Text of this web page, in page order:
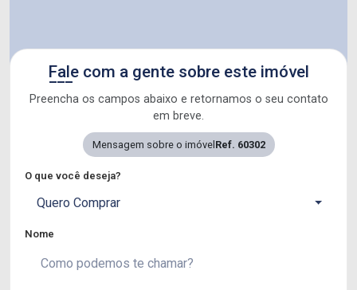
Fale com a gente sobre este imóvel
Preencha os campos abaixo e retornamos o seu contato
em breve.
Mensagem sobre o imóvel Ref. 60302
O que você deseja?
Quero Comprar
Nome